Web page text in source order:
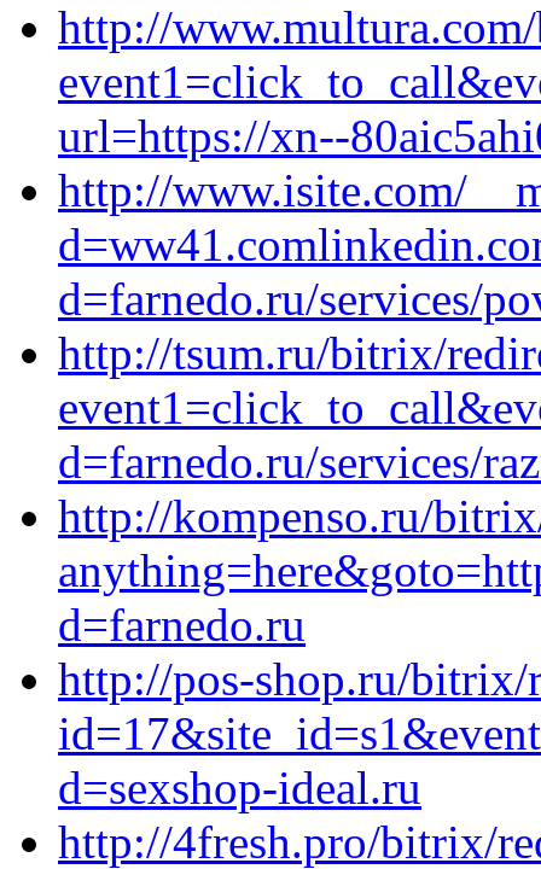
http://
url=https://xn--
http://www.isite.com/
d=farnedo.ru/services/
http://tsum.ru/bitrix/
d=farnedo.ru/services/
http://kompenso.ru/
d=farnedo.ru
http://pos-shop.ru/bitrix/
d=sexshop-ideal.ru
http://4fresh.pro/bitrix/